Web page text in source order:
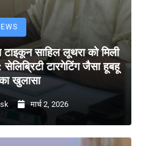
साहिल लूथरा को मिली
टारगेटिंग जैसा हूबहू
खुलासा
मार्च 2, 2026